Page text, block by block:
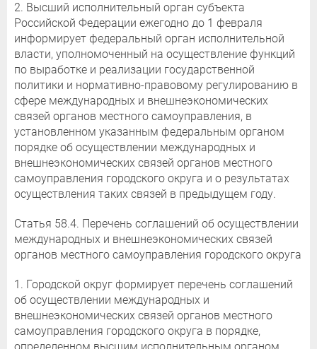
2. Высший исполнительный орган субъекта
Российской Федерации ежегодно до 1 февраля
информирует федеральный орган исполнительной
власти, уполномоченный на осуществление функций
по выработке и реализации государственной
политики и нормативно-правовому регулированию в
сфере международных и внешнеэкономических
связей органов местного самоуправления, в
установленном указанным федеральным органом
порядке об осуществлении международных и
внешнеэкономических связей органов местного
самоуправления городского округа и о результатах
осуществления таких связей в предыдущем году.
Статья 58.4. Перечень соглашений об осуществлении
международных и внешнеэкономических связей
органов местного самоуправления городского округа
1. Городской округ формирует перечень соглашений
об осуществлении международных и
внешнеэкономических связей органов местного
самоуправления городского округа в порядке,